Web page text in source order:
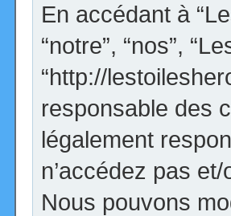
En accédant à
“notre”, “nos”,
“http://
responsable des
légalement
n’accédez pas
Nous pouvons